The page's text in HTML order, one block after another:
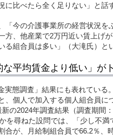
比べたら全く足りない」と話
今の介護事業所の経営状況を
方、他産業で2万円近い賃上げ
組合員は多い」（大滝氏）と
平均賃金より低い」が
態調査」結果にも表れている
、個人で加入する個人組合員に
の2024年調査結果（調査期間
を尋ねた設問では、「少し不満
合が、月給制組合員で66.2％、